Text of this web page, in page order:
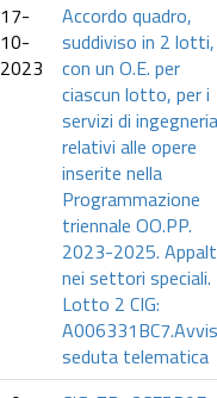
17-
10-
2023
Accordo quadro,
suddiviso in 2 lotti,
con un O.E. per
ciascun lotto, per i
servizi di ingegneria
relativi alle opere
inserite nella
Programmazione
triennale OO.PP.
2023-2025.
nei settori speciali.
Lotto 2 CIG:
seduta telematica